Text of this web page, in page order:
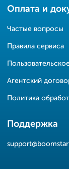
Оплата и
Частые вопросы
Правила сервиса
Агентский
Политика
Поддержка